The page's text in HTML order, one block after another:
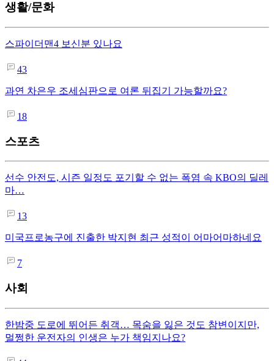
생활/문화
스파이더맨4 보신분 있나요
43
과연 차은우 조세심판으로 여론 뒤집기 가능할까요?
18
스포츠
선수 안전도, 시즌 일정도 포기할 수 없는 폭염 속 KBO의 딜레
마…
13
미국프로농구에 진출한 박지현 최근 성적이 어마어마하네요
7
사회
한밤중 도로에 뛰어든 취객… 목숨을 잃은 것도 참변이지만,
멀쩡한 운전자의 인생은 누가 책임지나요?